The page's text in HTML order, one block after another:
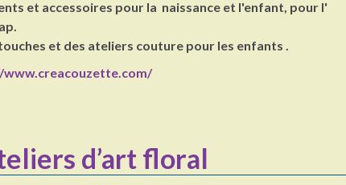
et accessoires pour la naissance et l'enfant, pour l'
et des ateliers couture pour les enfants .
d’art floral